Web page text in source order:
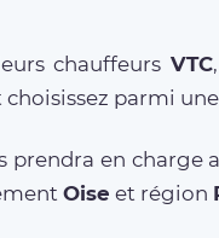
chauffeurs VTC
parmi
prendra en charge
Oise et région